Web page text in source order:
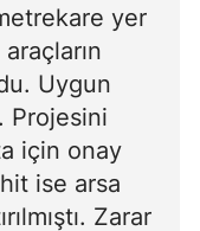
yer
Uygun
Projesini
için onay
ise arsa
Zarar